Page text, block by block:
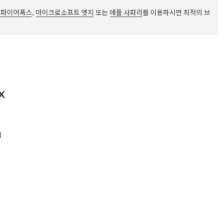
이어폭스, 마이크로소프트 엣지 또는 애플 사파리 를 이용하시면 최적의 브